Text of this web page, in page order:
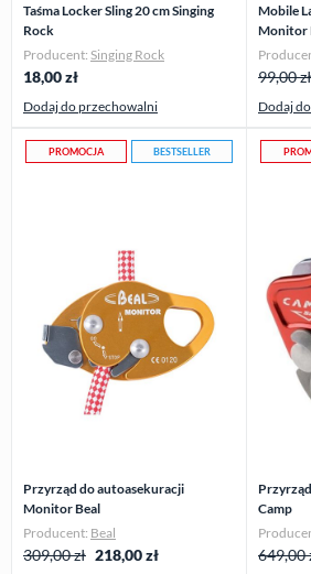
Taśma Locker Sling 20 cm Singing
Rock
Producent: Singing Rock
18,00zł
Dodaj do przechowalni
Mobile
Monitor
99,00 zł
Dodaj
PROMOCJA BESTSELLER
Przyrząd do autoasekuracji
Monitor Beal
Producent: Beal
309,00 zł 218,00zł
Camp
649,00